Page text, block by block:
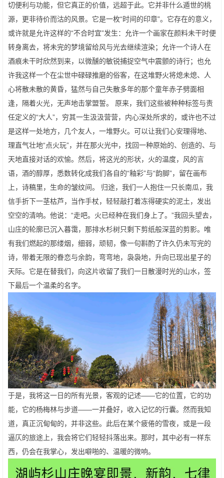
切便利与功能，但它真正的价值，远超于此。它并非什么遁世的桃
源，更非待价而沽的风景。它是一枚“时间的印章”。它存在的意义，
或许就是允许这样的“不合时宜”发生：允许一个画家在颜料未干时便
转身离去，将未完的梦境留给风与光去继续渲染；允许一个诗人在
酒痕未干时欣然到来，以微醺的敏锐捕捉空气中震颤的诗行；也允
许我这样一个在尘世中碌碌推磨的俗客，在这堆野火将熄未熄、人
心将散未散的黄昏，猛然与自己失散多年的那个童年赤子劈面相
逢，隔着火光，无声地击掌盟誓。 原来，我们这些被种种标签与责
任定义的“大人”，穷其一生汲汲营营，内心深处所求的，或许也不过
是这样一处地方，几个友人，一堆野火。可以让我们心安理得地、
理直气壮地“点火玩”，并在那火光中，找回一种原始的、创造的、与
天地直接对话的欢愉。然后，将这光的形状，火的温度，风的言
语，酒的醇厚，悉数转化成我们各自的“釉彩”与“韵脚”，留在画布
上，诗稿里，生命的皱纹间。 归途，我们一人抱住一只长南瓜，我
信手折下一茎枯芦，当作手杖，轻轻敲打着冻得硬实的泥土，发出
空空的清响。他说：“走吧。火已经种在我们身上了。”我回头望去，
山庄的轮廓已沉入暮霭，那排水杉树只剩下剪纸般深蓝的剪影。唯
有我们燃起的那缕烟，细弱，顽韧，像一句斟酌了许久仍未写完的
诗，带着无限的眷恋与余韵，弯弯地，袅袅地，升向已现出星子的
天际。它是在替我们，向这片收留了我们一日散漫时光的山水，签
下最后一个温柔的名字。
于是，我将这一日的所有光景，客观的记述——它的位置，它的功
能，它的杨梅林与步道——一并叠好，收入记忆的行囊。然而我知
道，真正沉甸甸的，并非这些。此后在某个疲倦的雪夜，或是一段
逼仄的旅途上，我会将它们轻轻抖落出来。那时，其中必有一样东
西，仍会在我掌心，发出噼啪的、温暖的微响。